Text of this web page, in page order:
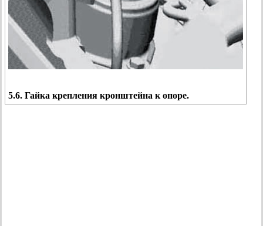
5.6. Гайка крепления кронштейна к опоре.